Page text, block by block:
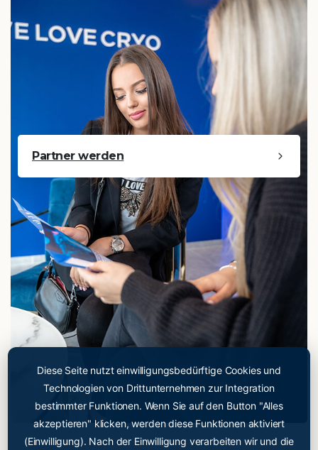
Partner werden
Cryopoint App
Sei einer der Ersten und
probiere jetzt unsere App
aus!
Diese Seite nutzt einwilligungsbedürftige Cookies und
Technologien von Drittunternehmen zur Integration
bestimmter Funktionen. Wenn Sie auf den Button "Alles
akzeptieren" klicken, werden diese Funktionen aktiviert
(Einwilligung). Nach der Einwilligung verarbeiten wir und die